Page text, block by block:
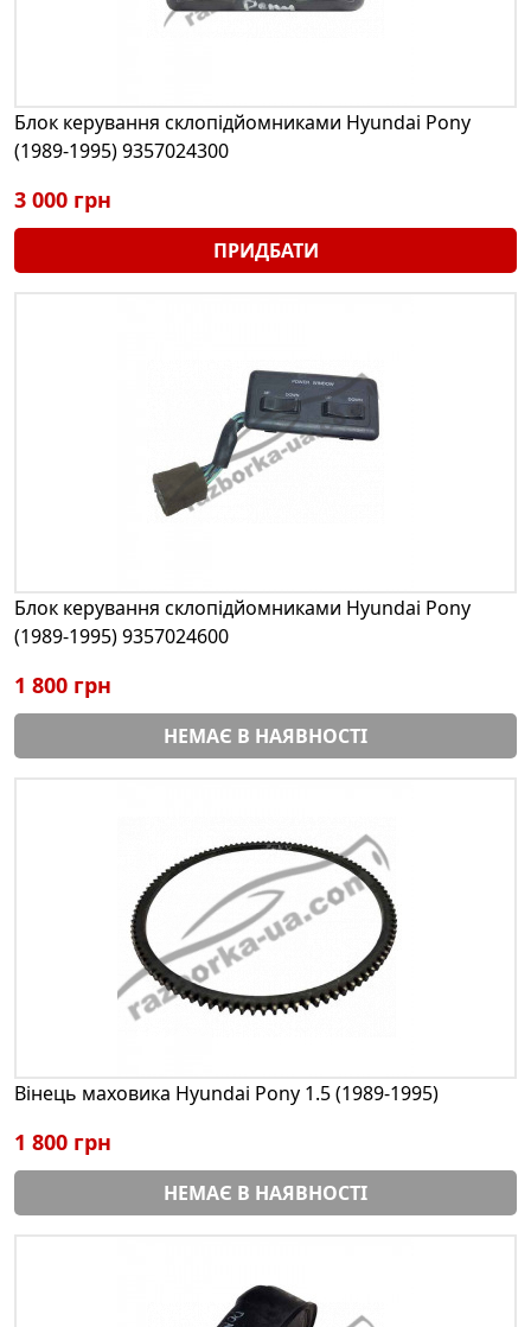
Блок керування склопідйомниками Hyundai Pony
(1989-1995) 9357024300
3 000 грн
ПРИДБАТИ
Блок керування склопідйомниками Hyundai Pony
(1989-1995) 9357024600
1 800 грн
НЕМАЄ В НАЯВНОСТІ
Вінець маховика Hyundai Pony 1.5 (1989-1995)
1 800 грн
НЕМАЄ В НАЯВНОСТІ